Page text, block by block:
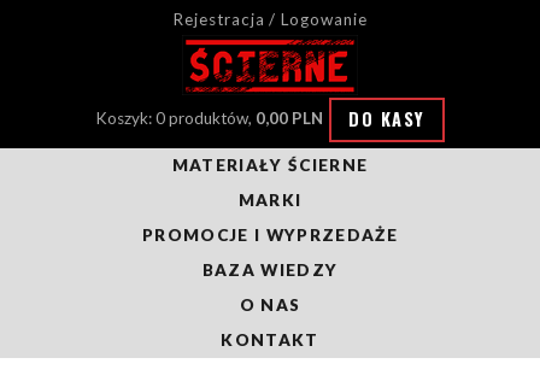
Rejestracja / Logowanie
Koszyk: 0 produktów, 0,00 PLN DO KASY
MATERIAŁY ŚCIERNE
MARKI
PROMOCJE I WYPRZEDAŻE
BAZA WIEDZY
O NAS
KONTAKT